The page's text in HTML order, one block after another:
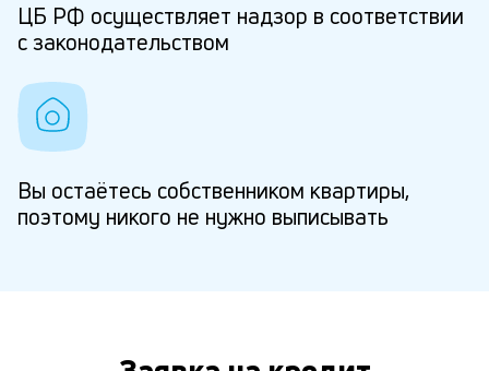
ЦБ РФ осуществляет надзор в соответствии
с законодательством
Вы остаётесь собственником квартиры,
поэтому никого не нужно выписывать